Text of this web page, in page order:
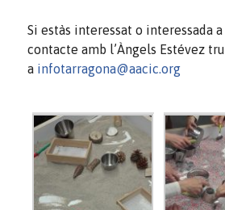
Si estàs interessat o interessada
contacte amb l’Àngels Estévez
a infotarragona@aacic.org